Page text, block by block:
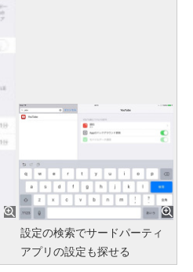
設定の検索でサードパーティ
アプリの設定も探せる